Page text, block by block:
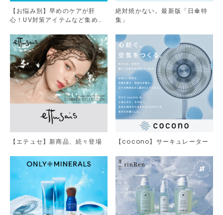
【お悩み別】早めのケアが肝
心！UV対策アイテムなど集めま
絶対焼かない。最新版「日傘特
集」
【エテュセ】新商品、続々登場 【cocono】サーキュレーター